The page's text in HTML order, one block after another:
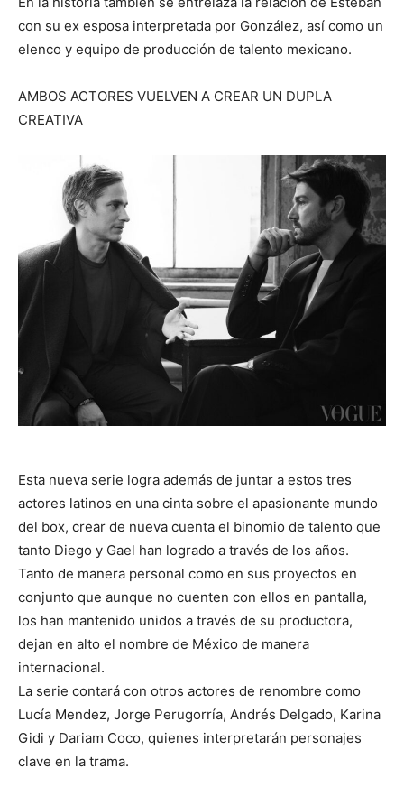
con su ex esposa interpretada por González, así como un
elenco y equipo de producción de talento mexicano.
AMBOS ACTORES VUELVEN A CREAR UN DUPLA
CREATIVA
Esta nueva serie logra además de juntar a estos tres
actores latinos en una cinta sobre el apasionante mundo
del box, crear de nueva cuenta el binomio de talento que
tanto Diego y Gael han logrado a través de los años.
Tanto de manera personal como en sus proyectos en
conjunto que aunque no cuenten con ellos en pantalla,
los han mantenido unidos a través de su productora,
dejan en alto el nombre de México de manera
internacional.
La serie contará con otros actores de renombre como
Lucía Mendez, Jorge Perugorría, Andrés Delgado, Karina
Gidi y Dariam Coco, quienes interpretarán personajes
clave en la trama.